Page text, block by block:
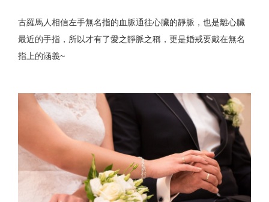
古羅馬人相信左手無名指的血脈通往心臟的靜脈，也是離心臟
最近的手指，所以才有了愛之靜脈之稱，更是婚戒要戴在無名
指上的涵義~